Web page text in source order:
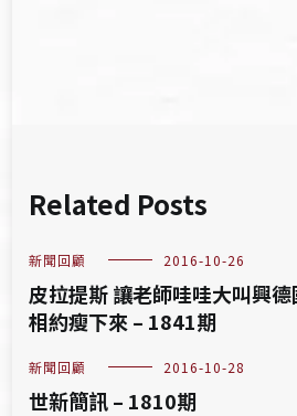
Related Posts
新聞回顧 2016-10-26
皮拉提斯 讓老師哇哇大叫興
相約瘦下來 – 1841期
新聞回顧 2016-10-28
世新簡訊 – 1810期